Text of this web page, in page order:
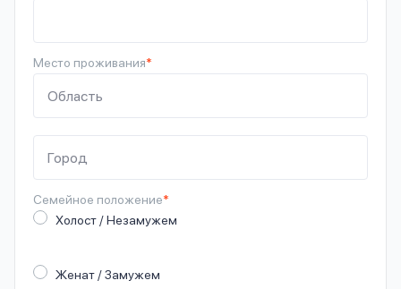
Место проживания*
Семейное положение*
Холост / Незамужем
Женат / Замужем